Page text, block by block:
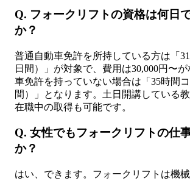
Q. フォークリフトの資格は何日
か？
普通自動車免許を所持している方は「
日間）」が対象で、費用は30,000円〜
車免許を持っていない場合は「35時間
間）」となります。土日開講している
在職中の取得も可能です。
Q. 女性でもフォークリフトの仕
か？
はい、できます。フォークリフトは機